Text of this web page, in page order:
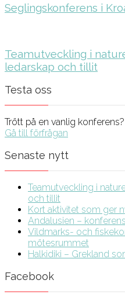
Seglingskonferens i
Teamutveckling i
ledarskap och tillit
Testa oss
Trött på en vanlig
Gå till förfrågan
Senaste nytt
Teamutveckling i
och tillit
Kort aktivitet som ger
Andalusien –
Vildmarks- och
mötesrummet
Halkidiki – Grekland
Facebook